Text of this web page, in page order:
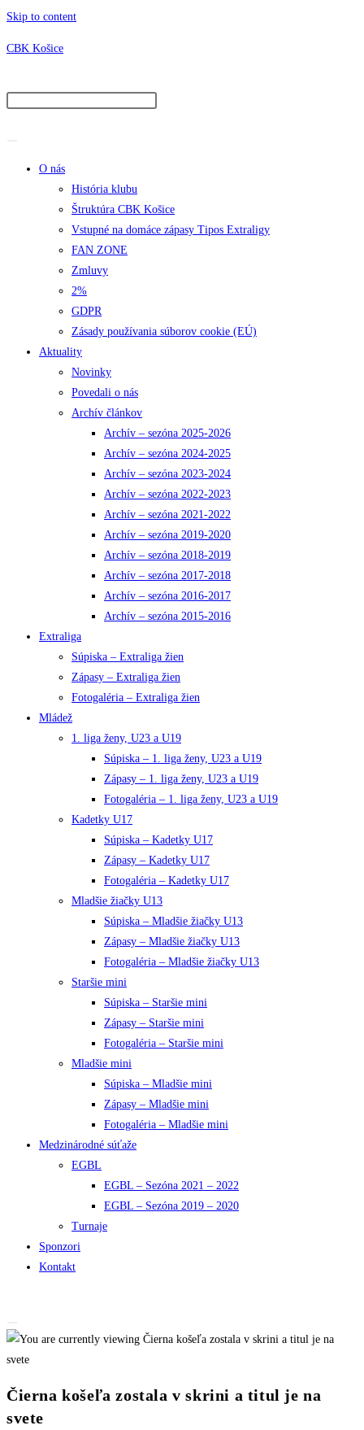
Skip to content
CBK Košice
O nás
História klubu
Štruktúra CBK Košice
Vstupné na domáce zápasy Tipos Extraligy
FAN ZONE
Zmluvy
2%
GDPR
Zásady používania súborov cookie (EÚ)
Aktuality
Novinky
Povedali o nás
Archív článkov
Archív – sezóna 2025-2026
Archív – sezóna 2024-2025
Archív – sezóna 2023-2024
Archív – sezóna 2022-2023
Archív – sezóna 2021-2022
Archív – sezóna 2019-2020
Archív – sezóna 2018-2019
Archív – sezóna 2017-2018
Archív – sezóna 2016-2017
Archív – sezóna 2015-2016
Extraliga
Súpiska – Extraliga žien
Zápasy – Extraliga žien
Fotogaléria – Extraliga žien
Mládež
1. liga ženy, U23 a U19
Súpiska – 1. liga ženy, U23 a U19
Zápasy – 1. liga ženy, U23 a U19
Fotogaléria – 1. liga ženy, U23 a U19
Kadetky U17
Súpiska – Kadetky U17
Zápasy – Kadetky U17
Fotogaléria – Kadetky U17
Mladšie žiačky U13
Súpiska – Mladšie žiačky U13
Zápasy – Mladšie žiačky U13
Fotogaléria – Mladšie žiačky U13
Staršie mini
Súpiska – Staršie mini
Zápasy – Staršie mini
Fotogaléria – Staršie mini
Mladšie mini
Súpiska – Mladšie mini
Zápasy – Mladšie mini
Fotogaléria – Mladšie mini
Medzinárodné súťaže
EGBL
EGBL – Sezóna 2021 – 2022
EGBL – Sezóna 2019 – 2020
Turnaje
Sponzori
Kontakt
Čierna košeľa zostala v skrini a titul je na
svete